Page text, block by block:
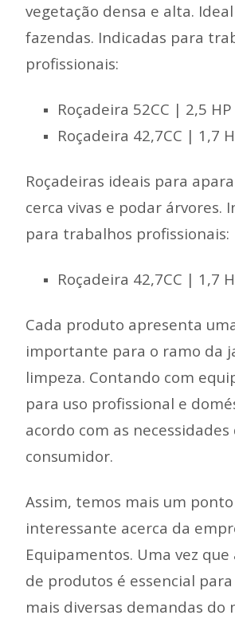
vegetação densa e alta.
fazendas. Indicadas para
profissionais:
Roçadeira 52CC | 2,5 HP
Roçadeira 42,7CC | 1,7
Roçadeiras ideais para
cerca vivas e podar árvores.
para trabalhos profissionais:
Roçadeira 42,7CC | 1,7
Cada produto apresenta
importante para o ramo da
limpeza. Contando com
para uso profissional e
acordo com as necessidades
consumidor.
Assim, temos mais um
interessante acerca da
Equipamentos. Uma vez
de produtos é essencial
mais diversas demandas do